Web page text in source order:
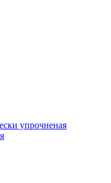
упрочненая